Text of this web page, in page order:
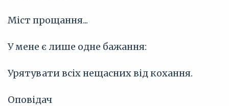
Міст прощання...
У мене є лише одне бажання:
Урятувати всіх нещасних від кохання.
Оповідач